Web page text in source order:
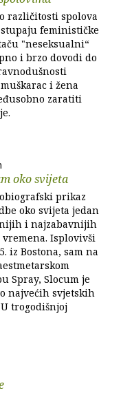
različitosti spolova
feminističke
"neseksualni“
i brzo dovodi do
i žena
zaratiti
oko svijeta
prikaz
oko svijeta jedan
i najzabavnijih
Isplovivši
iz Bostona, sam na
Spray, Slocum je
najvećih svjetskih
trogodišnjoj